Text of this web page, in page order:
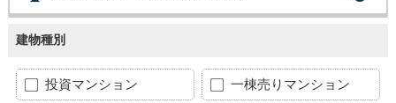
建物種別
投資マンション 一棟売りマンション